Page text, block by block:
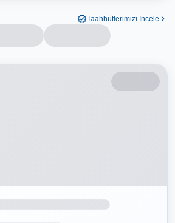
Taahhütlerimizi İncele